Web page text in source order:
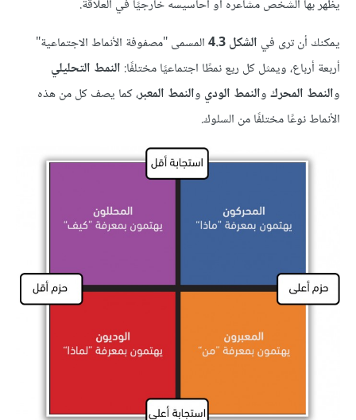
يظهر بها الشخص مشاعره أو أحاسيسه خارجيًا في العلاقة.
يمكنك أن ترى في الشكل 4.3
المسمى "مصفوفة الأنماط الاجتماعية"
أربعة أرباع، ويمثل كل ربع نمطًا اجتماعيًا مختلفًا: النمط التحليلي
والنمط المحركوالنمط الودي والنمط المعبر، كما يصف كل من هذه
الأنماط نوعًا مختلفًا من السلوك.